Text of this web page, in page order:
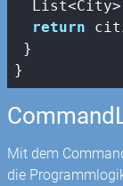
return
}
}
Mit dem
die